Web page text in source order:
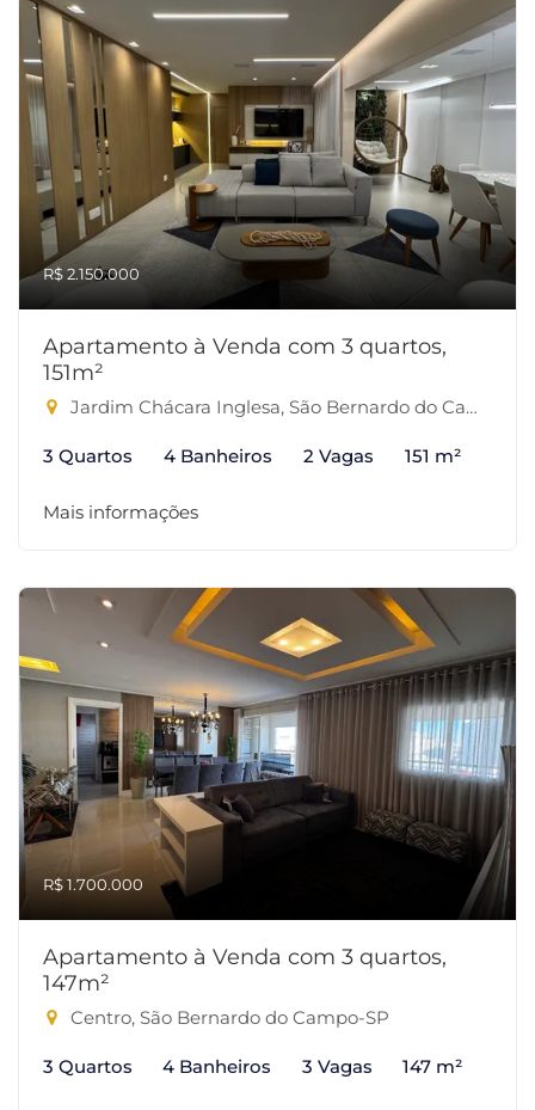
R$ 2.150.000
Apartamento à Venda com 3 quartos,
151m²
Jardim Chácara Inglesa, São Bernardo do Campo-SP
3 Quartos 4 Banheiros 2 Vagas 151 m²
Mais informações
R$ 1.700.000
Apartamento à Venda com 3 quartos,
147m²
Centro, São Bernardo do Campo-SP
3 Quartos 4 Banheiros 3 Vagas 147 m²